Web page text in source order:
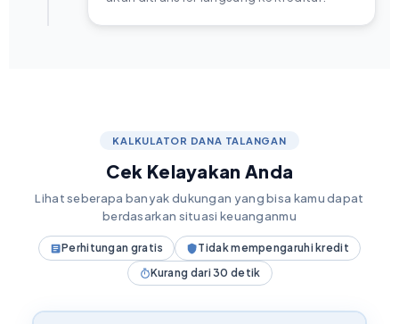
KALKULATOR DANA TALANGAN
Cek Kelayakan Anda
Lihat seberapa banyak dukungan yang bisa kamu dapat
berdasarkan situasi keuanganmu
Perhitungan gratis
Tidak mempengaruhi kredit
Kurang dari 30 detik